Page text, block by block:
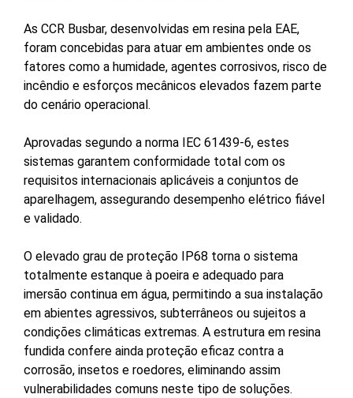
As CCR Busbar, desenvolvidas em resina pela EAE,
foram concebidas para atuar em ambientes onde os
fatores como a humidade, agentes corrosivos, risco de
incêndio e esforços mecânicos elevados fazem parte
do cenário operacional.
Aprovadas segundo a norma IEC 61439-6, estes
sistemas garantem conformidade total com os
requisitos internacionais aplicáveis a conjuntos de
aparelhagem, assegurando desempenho elétrico fiável
e validado.
O elevado grau de proteção IP68 torna o sistema
totalmente estanque à poeira e adequado para
imersão continua em água, permitindo a sua instalação
em abientes agressivos, subterrâneos ou sujeitos a
condições climáticas extremas. A estrutura em resina
fundida confere ainda proteção eficaz contra a
corrosão, insetos e roedores, eliminando assim
vulnerabilidades comuns neste tipo de soluções.